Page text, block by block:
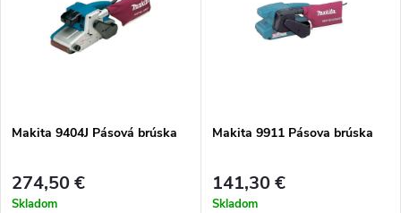
Makita 9404J Pásová brúska
274,50 €
Skladom
Makita 9911 Pásova brúska
141,30 €
Skladom